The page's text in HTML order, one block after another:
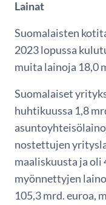
Lainat
Suomalaisten
2023 lopussa
muita lainoja 18,0
Suomalaiset
huhtikuussa 1,8
nostettujen
maaliskuusta ja oli
myönnettyjen
105,3 mrd. euroa,